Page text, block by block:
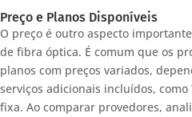
Preço e Planos Disponíveis
O preço é outro aspecto
de fibra óptica. É comum que os
planos com preços variados,
serviços adicionais incluídos,
fixa. Ao comparar provedores,